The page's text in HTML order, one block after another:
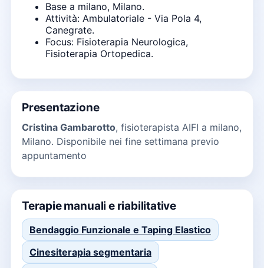
Base a milano, Milano.
Attività: Ambulatoriale - Via Pola 4,
Canegrate.
Focus: Fisioterapia Neurologica,
Fisioterapia Ortopedica.
Presentazione
Cristina Gambarotto, fisioterapista AIFI a milano,
Milano. Disponibile nei fine settimana previo
appuntamento
Terapie manuali e riabilitative
Bendaggio Funzionale e Taping Elastico
Cinesiterapia segmentaria